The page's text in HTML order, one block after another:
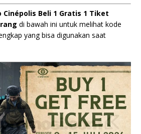
Cinépolis Beli 1 Gratis 1 Tiket
di bawah ini untuk melihat kode
yang bisa digunakan saat